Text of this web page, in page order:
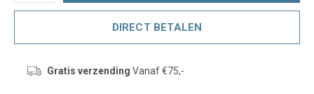
DIRECT BETALEN
Gratis verzending Vanaf €75,-